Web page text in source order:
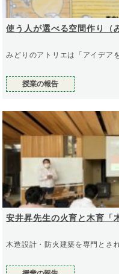
使う人が選べる空間作り（
みどりのアトリエは「アイデア
授業の報告
安井昇先生の火育と木育「
木造設計・防火建築を専門とさ